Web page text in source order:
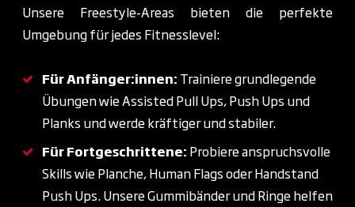
Unsere Freestyle-Areas bieten die perfekte
Umgebung für jedes Fitnesslevel:
Für Anfänger:innen: Trainiere grundlegende
Übungen wie Assisted Pull Ups, Push Ups und
Planks und werde kräftiger und stabiler.
Für Fortgeschrittene: Probiere anspruchsvolle
Skills wie Planche, Human Flags oder Handstand
Push Ups. Unsere Gummibänder und Ringe helfen